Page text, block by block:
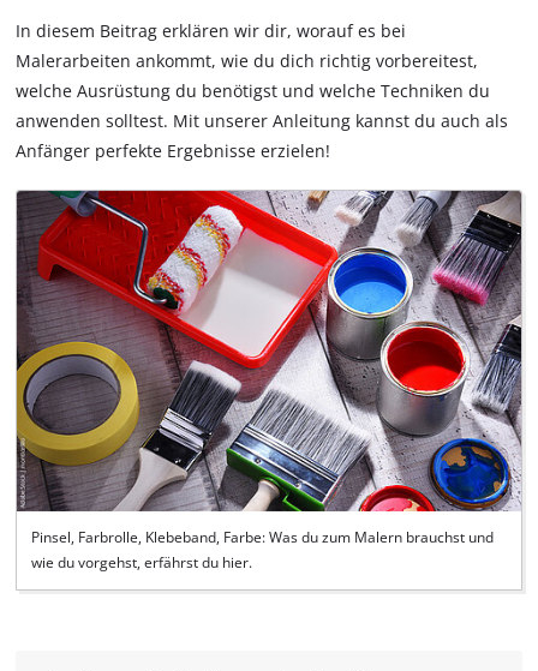
In diesem Beitrag erklären wir dir, worauf es bei
Malerarbeiten ankommt, wie du dich richtig vorbereitest,
welche Ausrüstung du benötigst und welche Techniken du
anwenden solltest. Mit unserer Anleitung kannst du auch als
Anfänger perfekte Ergebnisse erzielen!
Pinsel, Farbrolle, Klebeband, Farbe: Was du zum Malern brauchst und
wie du vorgehst, erfährst du hier.